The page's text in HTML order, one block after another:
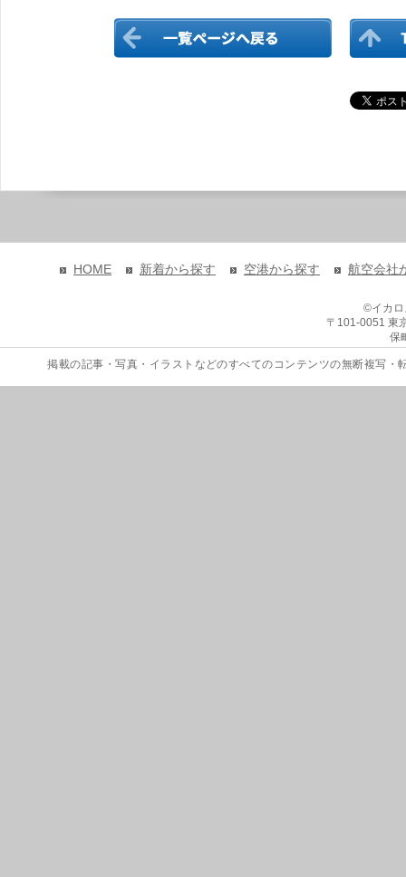
HOME 新着から探す 空港から探す 航空会社
©イカ
〒101-0051 東
保
掲載の記事・写真・イラストなどのすべてのコンテンツの無断複